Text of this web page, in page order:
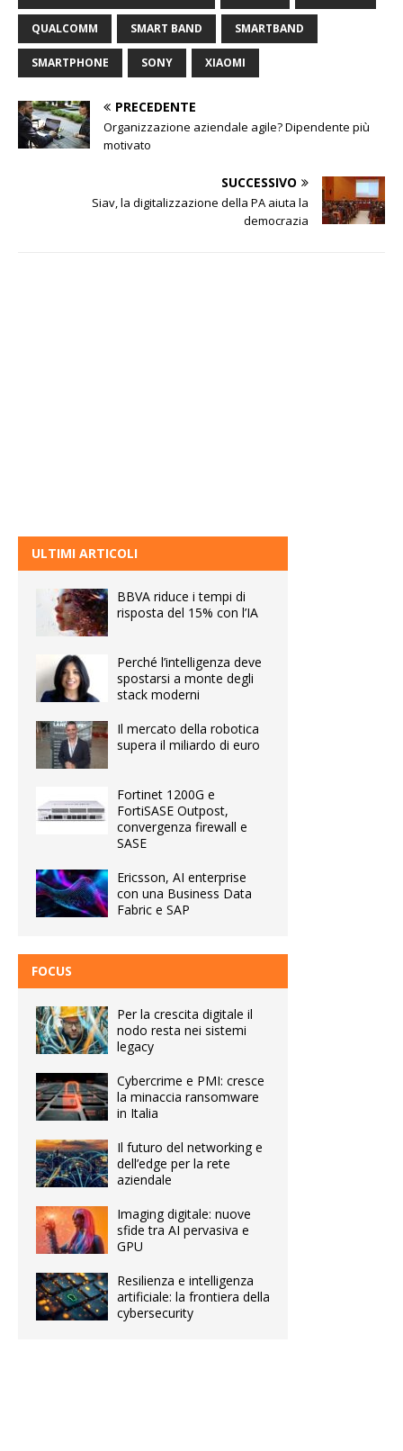
QUALCOMM SMART BAND SMARTBAND
SMARTPHONE SONY XIAOMI
PRECEDENTE
Organizzazione aziendale agile? Dipendente più
motivato
SUCCESSIVO
Siav, la digitalizzazione della PA aiuta la
democrazia
ULTIMI ARTICOLI
BBVA riduce i tempi di
risposta del 15% con l’IA
Perché l’intelligenza deve
spostarsi a monte degli
stack moderni
Il mercato della robotica
supera il miliardo di euro
Fortinet 1200G e
FortiSASE Outpost,
convergenza firewall e
SASE
Ericsson, AI enterprise
con una Business Data
Fabric e SAP
FOCUS
Per la crescita digitale il
nodo resta nei sistemi
legacy
Cybercrime e PMI: cresce
la minaccia ransomware
in Italia
Il futuro del networking e
dell’edge per la rete
aziendale
Imaging digitale: nuove
sfide tra AI pervasiva e
GPU
Resilienza e intelligenza
artificiale: la frontiera della
cybersecurity